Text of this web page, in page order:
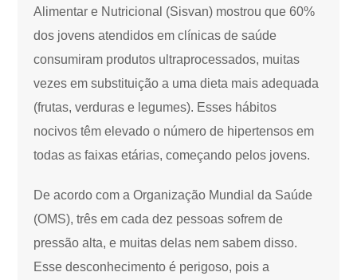
Alimentar e Nutricional (Sisvan) mostrou que 60%
dos jovens atendidos em clínicas de saúde
consumiram produtos ultraprocessados, muitas
vezes em substituição a uma dieta mais adequada
(frutas, verduras e legumes). Esses hábitos
nocivos têm elevado o número de hipertensos em
todas as faixas etárias, começando pelos jovens.
De acordo com a Organização Mundial da Saúde
(OMS), três em cada dez pessoas sofrem de
pressão alta, e muitas delas nem sabem disso.
Esse desconhecimento é perigoso, pois a